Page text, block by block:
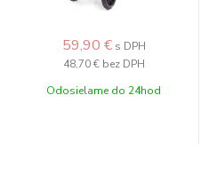
59,90 € s DPH
48,70 € bez DPH
Odosielame do 24hod